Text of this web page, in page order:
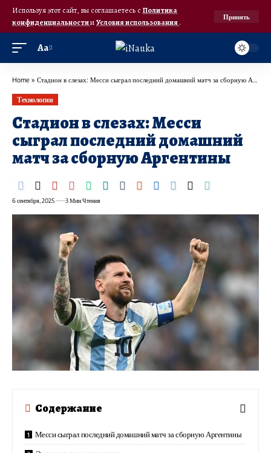
Используя этот сайт, вы соглашаетесь с Политика
конфиденциальностииУсловия использования.
Принять
Аа
Home » Стадион в слезах: Месси сыграл последний домашний матч за сборную Аргентины
Технологии
Стадион в слезах: Месси
сыграл последний домашний
матч за сборную Аргентины
6 сентября, 2025 3 Мин Чтения
Содержание
Месси сыграл последний домашний матч за сборную Аргентины